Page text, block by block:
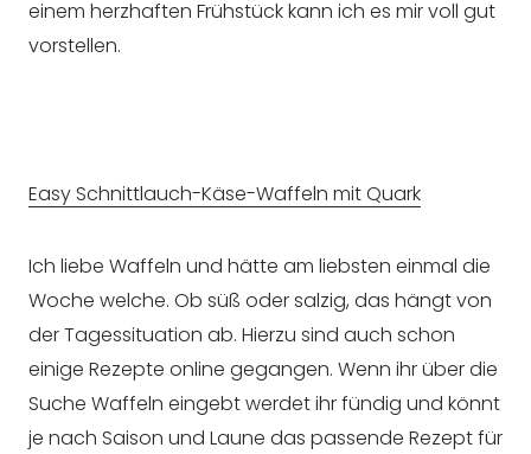
einem herzhaften Frühstück kann ich es mir voll gut
vorstellen.
Easy Schnittlauch-Käse-Waffeln mit Quark
Ich liebe Waffeln und hätte am liebsten einmal die
Woche welche. Ob süß oder salzig, das hängt von
der Tagessituation ab. Hierzu sind auch schon
einige Rezepte online gegangen. Wenn ihr über die
Suche Waffeln eingebt werdet ihr fündig und könnt
je nach Saison und Laune das passende Rezept für